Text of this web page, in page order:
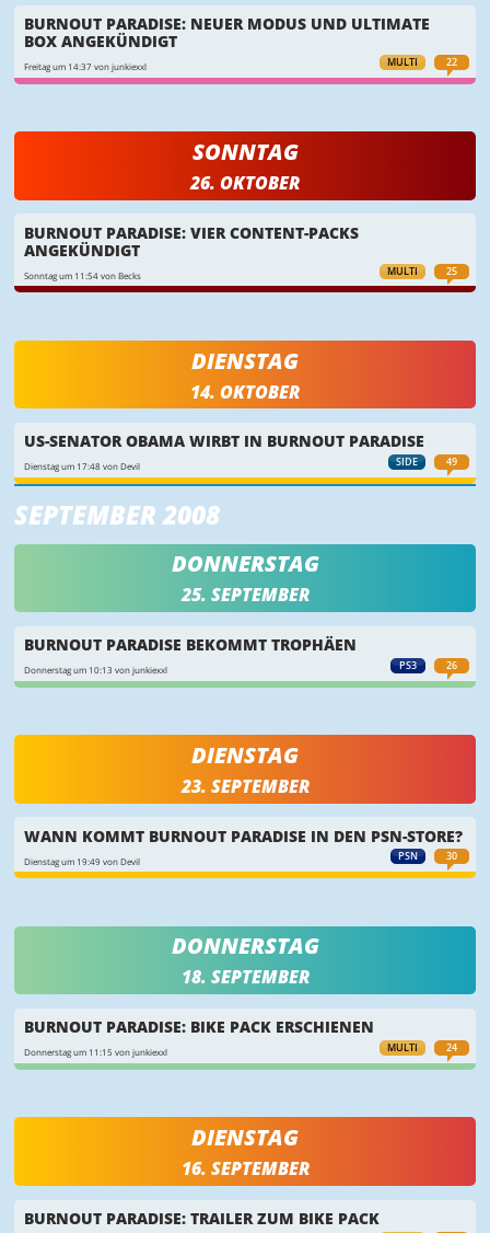
MULTI 22
BURNOUT PARADISE: NEUER MODUS UND ULTIMATE
BOX ANGEKÜNDIGT
Freitag um 14:37 von junkiexxl
SONNTAG
26. OKTOBER
MULTI 25
BURNOUT PARADISE: VIER CONTENT-PACKS
ANGEKÜNDIGT
Sonntag um 11:54 von Becks
DIENSTAG
14. OKTOBER
SIDE 49
US-SENATOR OBAMA WIRBT IN BURNOUT PARADISE
Dienstag um 17:48 von Devil
SEPTEMBER 2008
DONNERSTAG
25. SEPTEMBER
PS3 26
BURNOUT PARADISE BEKOMMT TROPHÄEN
Donnerstag um 10:13 von junkiexxl
DIENSTAG
23. SEPTEMBER
PSN 30
WANN KOMMT BURNOUT PARADISE IN DEN PSN-STORE?
Dienstag um 19:49 von Devil
DONNERSTAG
18. SEPTEMBER
MULTI 24
BURNOUT PARADISE: BIKE PACK ERSCHIENEN
Donnerstag um 11:15 von junkiexxl
DIENSTAG
16. SEPTEMBER
BURNOUT PARADISE: TRAILER ZUM BIKE PACK